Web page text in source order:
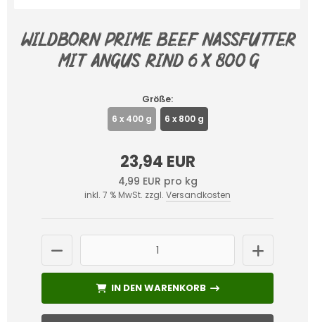
Wildborn Prime Beef Nassfutter
mit Angus Rind 6 x 800 g
Größe:
6 x 400 g
6 x 800 g
23,94 EUR
4,99 EUR pro kg
inkl. 7 % MwSt. zzgl. Versandkosten
IN DEN WARENKORB
IN DEN WARENKORB